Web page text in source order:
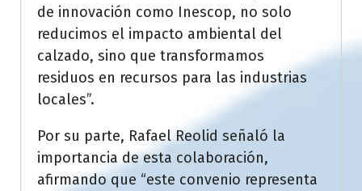
de innovación como Inescop, no solo
reducimos el impacto ambiental del
calzado, sino que transformamos
residuos en recursos para las industrias
locales”.
Por su parte, Rafael Reolid señaló la
importancia de esta colaboración,
afirmando que “este convenio representa